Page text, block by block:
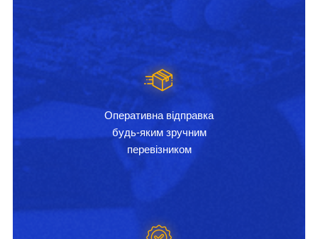
Оперативна відправка
будь-яким зручним
перевізником